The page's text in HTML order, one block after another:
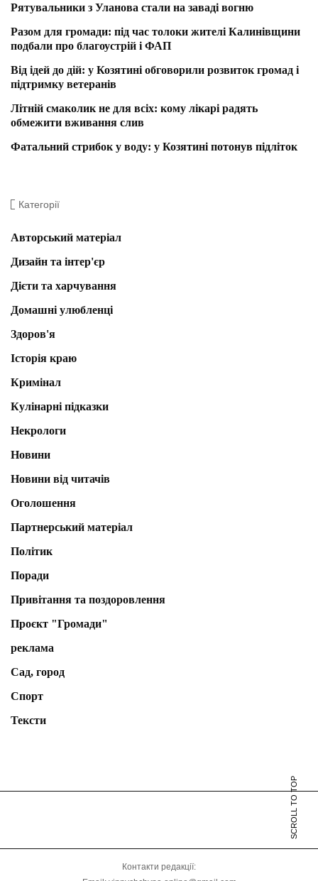
Рятувальники з Уланова стали на заваді вогню
Разом для громади: під час толоки жителі Калинівщини
подбали про благоустрій і ФАП
Від ідей до дій: у Козятині обговорили розвиток громад і
підтримку ветеранів
Літній смаколик не для всіх: кому лікарі радять
обмежити вживання слив
Фатальний стрибок у воду: у Козятині потонув підліток
Категорії
Авторський матеріал
Дизайн та інтер'єр
Дієти та харчування
Домашні улюбленці
Здоров'я
Історія краю
Кримінал
Кулінарні підказки
Некрологи
Новини
Новини від читачів
Оголошення
Партнерський матеріал
Політик
Поради
Привітання та поздоровлення
Проєкт "Громади"
реклама
Сад, город
Спорт
Тексти
SCROLL TO TOP
Контакти редакції: